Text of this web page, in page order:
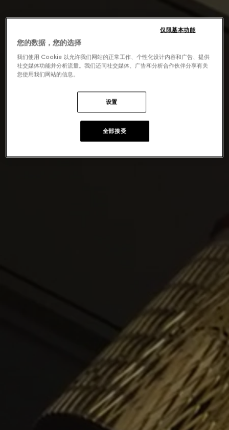
您的数据，您的选择
我们使用 Cookie 以允许我们网站的正常工作、个性化设计内容和广告、提供
社交媒体功能并分析流量。我们还同社交媒体、广告和分析合作伙伴分享有关
您使用我们网站的信息。
设置
仅限基本功能
全部接受